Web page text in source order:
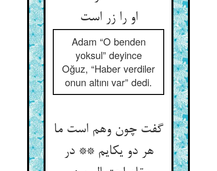
او را زر است‏
Adam “O benden
yoksul” deyince
Oğuz, “Haber verdiler
onun altını var” dedi.
گفت چون وهم است ما
هر دو یک‏ایم ** در